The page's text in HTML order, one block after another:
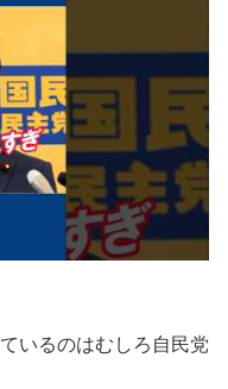
いるのはむしろ自民党